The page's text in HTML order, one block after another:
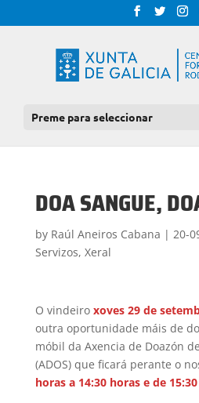
Preme para seleccionar
DOA SANGUE,
by Raúl Aneiros Cabana | 20-
Servizos, Xeral
O vindeiro xoves 29 de
outra oportunidade máis de
móbil da Axencia de Doazón
(ADOS) que ficará perante o
horas a 14:30 horas e de